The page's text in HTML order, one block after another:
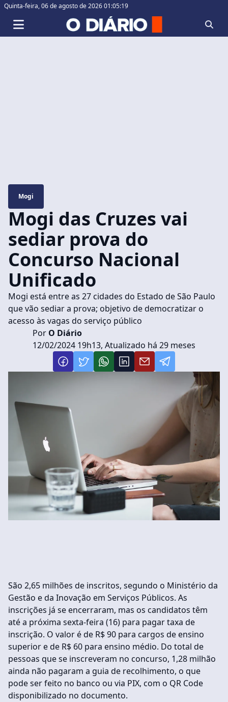
Quinta-feira,06 de agosto de 2026 01:05:20
Mogi
Mogi das Cruzes vai
sediar prova do
Concurso Nacional
Unificado
Mogi está entre as 27 cidades do Estado de São Paulo
que vão sediar a prova; objetivo de democratizar o
acesso às vagas do serviço público
Por O Diário
12/02/2024 19h13, Atualizado há 29 meses
São 2,65 milhões de inscritos, segundo o Ministério da
Gestão e da Inovação em Serviços Públicos. As
inscrições já se encerraram, mas os candidatos têm
até a próxima sexta-feira (16) para pagar taxa de
inscrição. O valor é de R$ 90 para cargos de ensino
superior e de R$ 60 para ensino médio. Do total de
pessoas que se inscreveram no concurso, 1,28 milhão
ainda não pagaram a guia de recolhimento, o que
pode ser feito no banco ou via PIX, com o QR Code
disponibilizado no documento.